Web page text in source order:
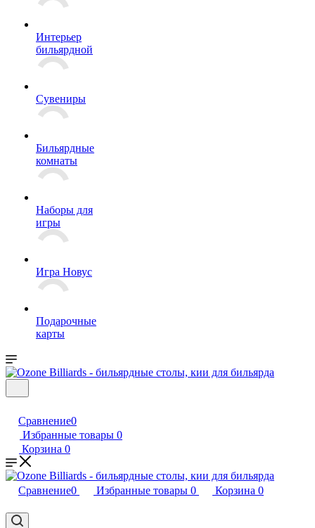
Интерьер
бильярдной
Сувениры
Бильярдные
комнаты
Наборы для
игры
Игра Новус
Подарочные
карты
Сравнение0
Избранные товары 0
Корзина 0
Сравнение0 Избранные товары 0 Корзина 0